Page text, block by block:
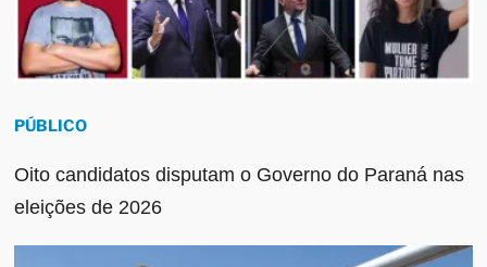
PÚBLICO
Oito candidatos disputam o Governo do Paraná nas
eleições de 2026